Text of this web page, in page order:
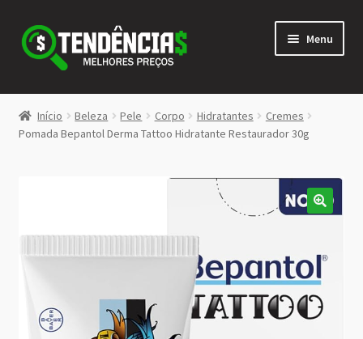
Pular
para
navegação
Pular
para
conteúdo
Menu
LOJA
<>
Início Beleza Pele Corpo Hidratantes
Cremes
Pomada Bepantol Derma Tattoo Hidratante Restaurador 30g